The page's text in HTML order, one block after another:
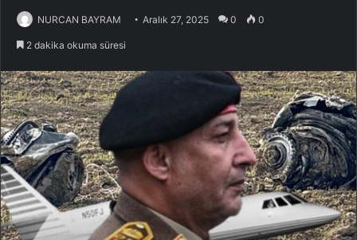
NURCAN BAYRAM Aralık 27, 2025 0 0
2 dakika okuma süresi